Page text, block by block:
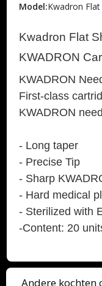
Andere kochten
Model:Kwadron Flat
Kwadron Flat
KWADRON
KWADRON
First-class
KWADRON
- Long taper
- Precise Tip
- Sharp
- Hard medical
- Sterilized with
-Content: 20